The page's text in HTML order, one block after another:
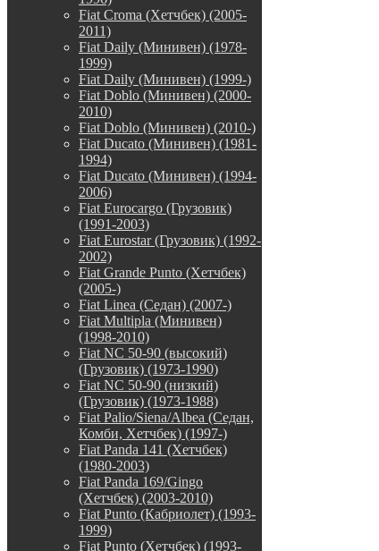
Fiat Croma (Хетчбек) (2005-
2011)
Fiat Daily (Минивен) (1978-
1999)
Fiat Daily (Минивен) (1999-)
Fiat Doblo (Минивен) (2000-
2010)
Fiat Doblo (Минивен) (2010-)
Fiat Ducato (Минивен) (1981-
1994)
Fiat Ducato (Минивен) (1994-
2006)
Fiat Eurocargo (Грузовик)
(1991-2003)
Fiat Eurostar (Грузовик) (1992-
2002)
Fiat Grande Punto (Хетчбек)
(2005-)
Fiat Linea (Седан) (2007-)
Fiat Multipla (Минивен)
(1998-2010)
Fiat NC 50-90 (высокий)
(Грузовик) (1973-1990)
Fiat NC 50-90 (низкий)
(Грузовик) (1973-1988)
Fiat Palio/Siena/Albea (Седан,
Комби, Хетчбек) (1997-)
Fiat Panda 141 (Хетчбек)
(1980-2003)
Fiat Panda 169/Gingo
(Хетчбек) (2003-2010)
Fiat Punto (Кабриолет) (1993-
1999)
Fiat Punto (Хетчбек) (1993-